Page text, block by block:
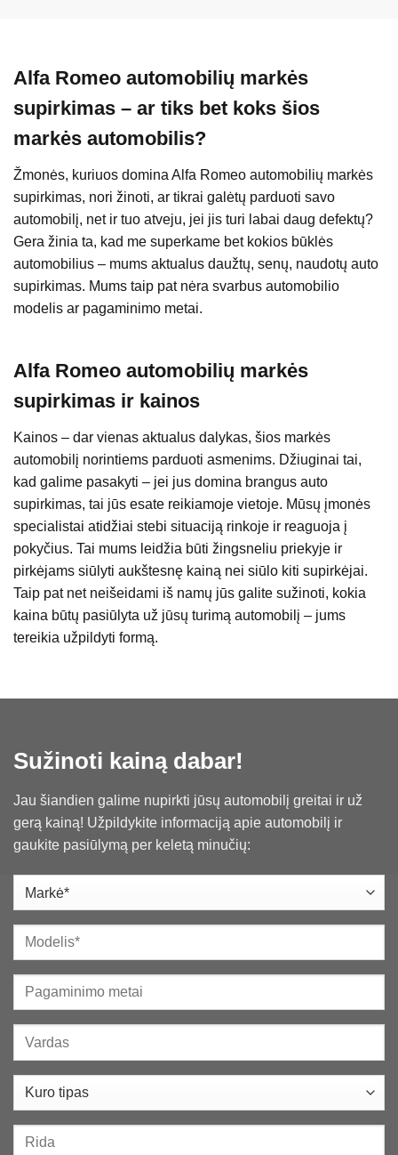
Alfa Romeo automobilių markės
supirkimas – ar tiks bet koks šios
markės automobilis?
Žmonės, kuriuos domina Alfa Romeo automobilių markės
supirkimas, nori žinoti, ar tikrai galėtų parduoti savo
automobilį, net ir tuo atveju, jei jis turi labai daug defektų?
Gera žinia ta, kad me superkame bet kokios būklės
automobilius – mums aktualus daužtų, senų, naudotų auto
supirkimas. Mums taip pat nėra svarbus automobilio
modelis ar pagaminimo metai.
Alfa Romeo automobilių markės
supirkimas ir kainos
Kainos – dar vienas aktualus dalykas, šios markės
automobilį norintiems parduoti asmenims. Džiuginai tai,
kad galime pasakyti – jei jus domina brangus auto
supirkimas, tai jūs esate reikiamoje vietoje. Mūsų įmonės
specialistai atidžiai stebi situaciją rinkoje ir reaguoja į
pokyčius. Tai mums leidžia būti žingsneliu priekyje ir
pirkėjams siūlyti aukštesnę kainą nei siūlo kiti supirkėjai.
Taip pat net neišeidami iš namų jūs galite sužinoti, kokia
kaina būtų pasiūlyta už jūsų turimą automobilį – jums
tereikia užpildyti formą.
Sužinoti kainą dabar!
Jau šiandien galime nupirkti jūsų automobilį greitai ir už
gerą kainą​! Užpildykite informaciją apie automobilį ir
gaukite pasiūlymą per keletą minučių: